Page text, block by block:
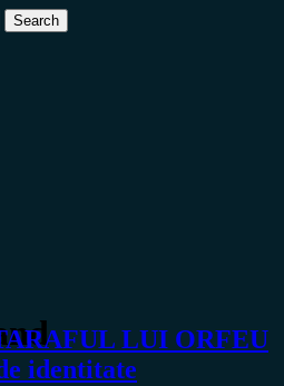
LUI ORFEU
identitate